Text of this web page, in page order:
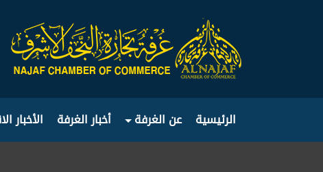
الرئيسية عن الغرفة أخبار الغرفة الأخبار